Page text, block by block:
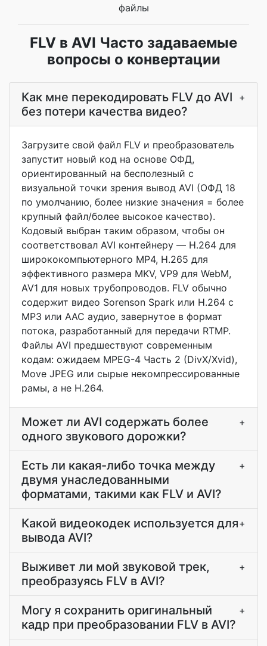
файлы
FLV в AVI Часто задаваемые
вопросы о конвертации
Как мне перекодировать FLV до AVI
без потери качества видео?
+
Загрузите свой файл FLV и преобразователь
запустит новый код на основе ОФД,
ориентированный на бесполезный с
визуальной точки зрения вывод AVI (ОФД 18
по умолчанию, более низкие значения = более
крупный файл/более высокое качество).
Кодовый выбран таким образом, чтобы он
соответствовал AVI контейнеру — H.264 для
ширококомпьютерного MP4, H.265 для
эффективного размера MKV, VP9 для WebM,
AV1 для новых трубопроводов. FLV обычно
содержит видео Sorenson Spark или H.264 с
MP3 или AAC аудио, завернутое в формат
потока, разработанный для передачи RTMP.
Файлы AVI предшествуют современным
кодам: ожидаем MPEG-4 Часть 2 (DivX/Xvid),
Move JPEG или сырые некомпрессированные
рамы, а не H.264.
Может ли AVI содержать более
одного звукового дорожки?
+
Есть ли какая-либо точка между
двумя унаследованными
форматами, такими как FLV и AVI?
+
Какой видеокодек используется для
вывода AVI?
+
Выживет ли мой звуковой трек,
преобразуясь FLV в AVI?
+
Могу я сохранить оригинальный
кадр при преобразовании FLV в AVI?
+